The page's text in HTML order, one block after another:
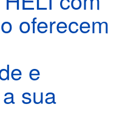
oferecem
e
sua